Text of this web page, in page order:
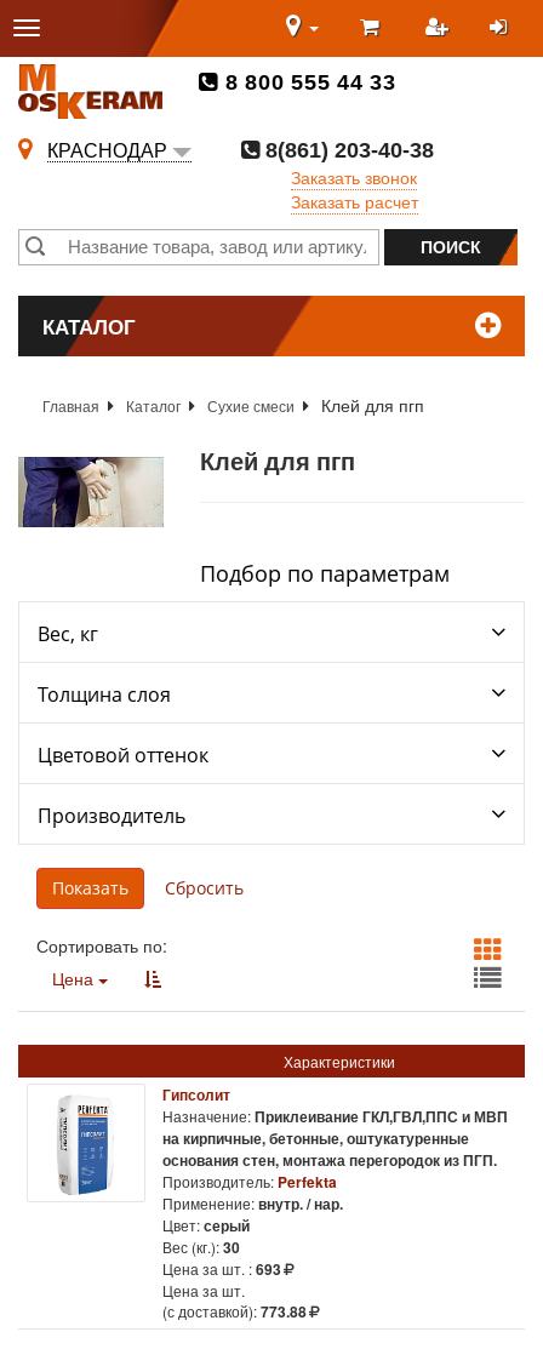
8 800 555 44 33
КРАСНОДАР
8(861) 203-40-38
Заказать звонок
Заказать расчет
КАТАЛОГ
Главная Каталог Сухие смеси Клей для пгп
Клей для пгп
Подбор по параметрам
Вес, кг
Толщина слоя
Цветовой оттенок
Производитель
Сортировать по:
Цена
Характеристики
Гипсолит
Назначение:Приклеивание ГКЛ,ГВЛ,ППС и МВП
на кирпичные, бетонные, оштукатуренные
основания стен, монтажа перегородок из ПГП.
Производитель: Perfekta
Применение:внутр. / нар.
Цвет:серый
Вес (кг.):30
Цена за шт. :693
Цена за шт.
(с доставкой):773.88